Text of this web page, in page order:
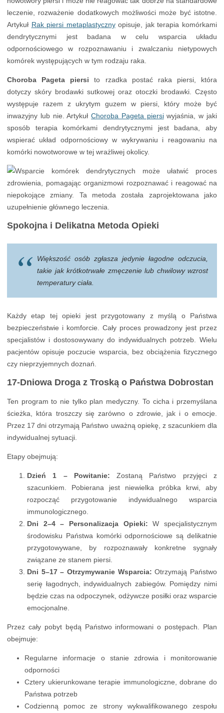
leczenie, rozważenie dodatkowych możliwości może być istotne.
Artykuł Rak piersi metaplastycznyopisuje, jak terapia komórkami
dendrytycznymi jest badana w celu wsparcia układu
odpornościowego w rozpoznawaniu i zwalczaniu nietypowych
komórek występujących w tym rodzaju raka.
Choroba Pageta piersi to rzadka postać raka piersi, która
dotyczy skóry brodawki sutkowej oraz otoczki brodawki. Często
występuje razem z ukrytym guzem w piersi, który może być
inwazyjny lub nie. ArtykułChoroba Pageta piersiwyjaśnia, w jaki
sposób terapia komórkami dendrytycznymi jest badana, aby
wspierać układ odpornościowy w wykrywaniu i reagowaniu na
komórki nowotworowe w tej wrażliwej okolicy.
Spokojna i Delikatna Metoda Opieki
Większość osób zgłasza jedynie łagodne odczucia,
takie jak krótkotrwałe zmęczenie lub chwilowy wzrost
temperatury ciała.
Każdy etap tej opieki jest przygotowany z myślą o Państwa
bezpieczeństwie i komforcie. Cały proces prowadzony jest przez
specjalistów i dostosowywany do indywidualnych potrzeb. Wielu
pacjentów opisuje poczucie wsparcia, bez obciążenia fizycznego
czy nieprzyjemnych doznań.
17-Dniowa Droga z Troską o Państwa Dobrostan
Ten program to nie tylko plan medyczny. To cicha i przemyślana
ścieżka, która troszczy się zarówno o zdrowie, jak i o emocje.
Przez 17 dni otrzymają Państwo uważną opiekę, z szacunkiem dla
indywidualnej sytuacji.
Etapy obejmują:
Dzień 1 – Powitanie: Zostaną Państwo przyjęci z
szacunkiem. Pobierana jest niewielka próbka krwi, aby
rozpocząć przygotowanie indywidualnego wsparcia
immunologicznego.
Dni 2–4 – Personalizacja Opieki: W specjalistycznym
środowisku Państwa komórki odpornościowe są delikatnie
przygotowywane, by rozpoznawały konkretne sygnały
związane ze stanem piersi.
Dni 5–17 – Otrzymywanie Wsparcia: Otrzymają Państwo
serię łagodnych, indywidualnych zabiegów. Pomiędzy nimi
będzie czas na odpoczynek, odżywcze posiłki oraz wsparcie
emocjonalne.
Przez cały pobyt będą Państwo informowani o postępach. Plan
obejmuje:
Regularne informacje o stanie zdrowia i monitorowanie
odporności
Cztery ukierunkowane terapie immunologiczne, dobrane do
Państwa potrzeb
Codzienną pomoc ze strony wykwalifikowanego zespołu